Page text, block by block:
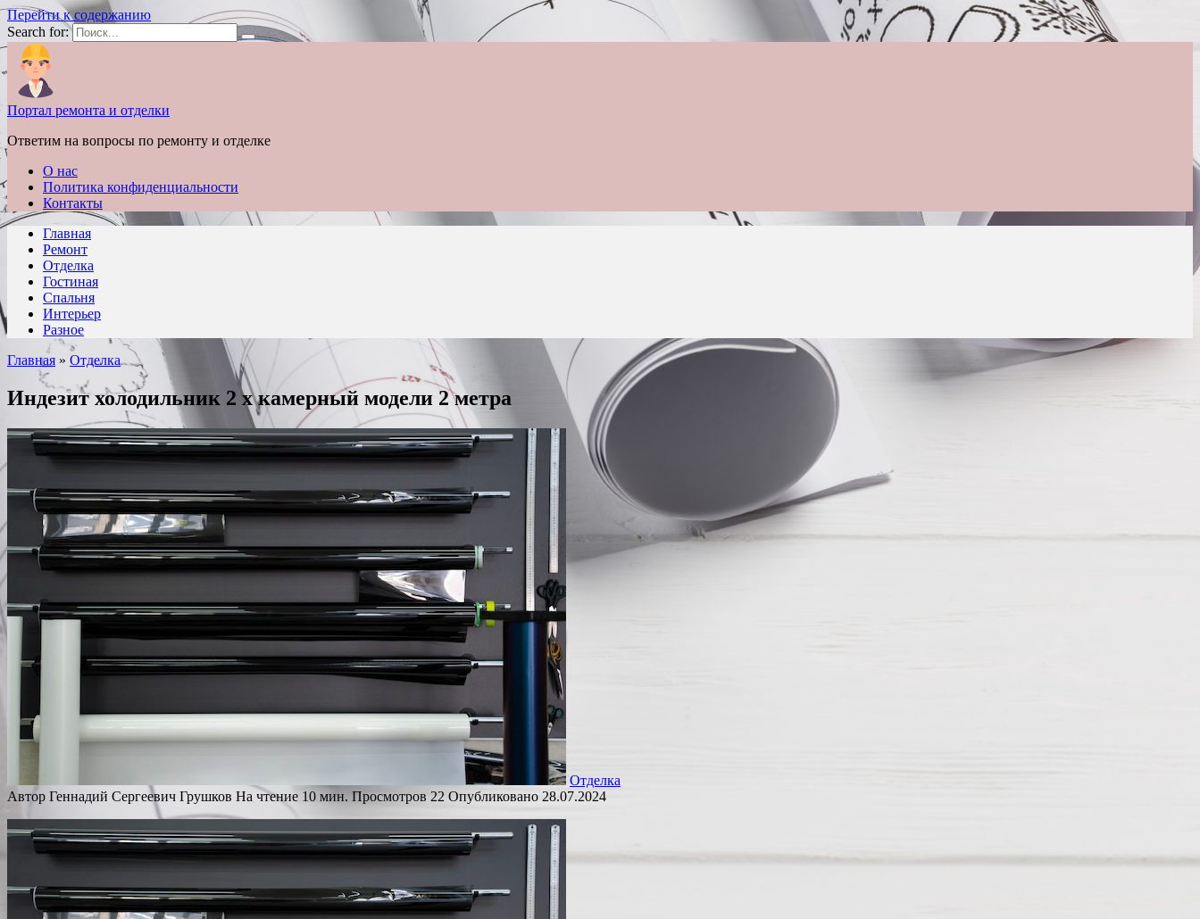
Перейти к содержанию
Search for:
Портал ремонта и отделки
Ответим на вопросы по ремонту и отделке
О нас
Политика конфиденциальности
Контакты
Главная
Ремонт
Отделка
Гостиная
Спальня
Интерьер
Разное
Главная » Отделка
Индезит холодильник 2 х камерный модели 2 метра
Отделка
Автор Геннадий Сергеевич Грушков На чтение 10 мин. Просмотров 22 Опубликовано 28.07.2024